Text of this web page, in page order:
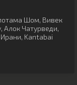
Шом, Вивек
, Алок Чатурведи,
, Kantabai